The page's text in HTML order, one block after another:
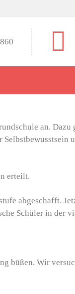
an.
erteilt.
abgeschafft.
Schüler in der
büßen. Wir